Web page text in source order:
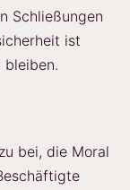
Schließungen
ist
bleiben.
bei, die Moral